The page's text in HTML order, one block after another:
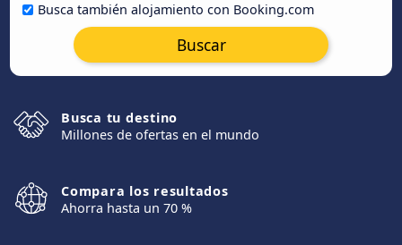
Busca también alojamiento con Booking.com
Buscar
Busca tu destino
Millones de ofertas en el mundo
Compara los resultados
Ahorra hasta un 70 %